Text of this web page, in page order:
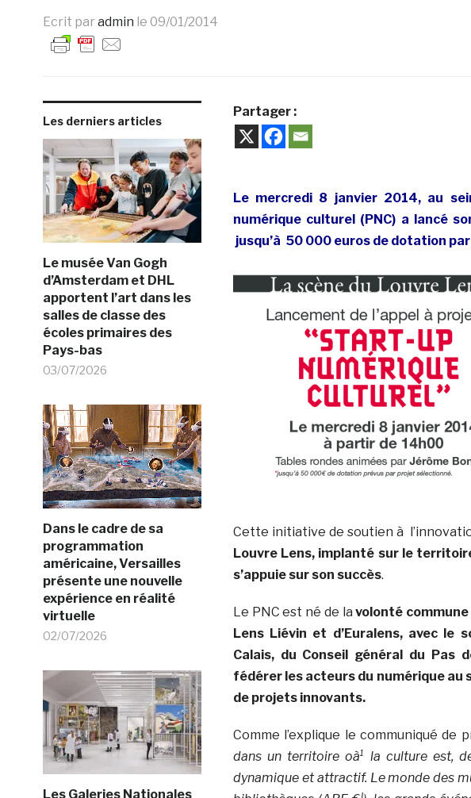
Ecrit par admin le 09/01/2014
Les derniers articles
Le musée Van Gogh
d’Amsterdam et DHL
apportent l’art dans les
salles de classe des
écoles primaires des
Pays-bas
03/07/2026
Dans le cadre de sa
programmation
américaine, Versailles
présente une nouvelle
expérience en réalité
virtuelle
02/07/2026
Les Galeries Nationales
Partager :
Le mercredi 8 janvier 2014, au
numérique culturel (PNC) a lancé
jusqu’à 50 000 euros de dotation
Cette initiative de soutien à
Louvre Lens, implanté sur le
s’appuie sur son succès.
Le PNC est né de lavolonté
Lens Liévin et d’Euralens, avec
Calais, du Conseil général du Pas
fédérer les acteurs du numérique
de projets innovants.
Comme l’explique le communiqué de
dans un territoire oà¹ la culture est,
dynamique et attractif. Le monde des